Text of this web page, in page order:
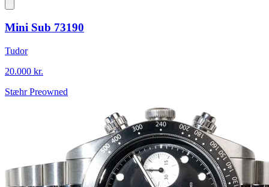
Mini Sub 73190
Tudor
20.000 kr.
Stæhr Preowned